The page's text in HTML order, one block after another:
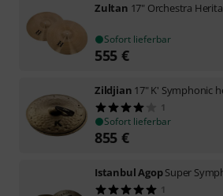
Zultan 17" Orchestra
Sofort lieferbar
555 €
Zildjian 17" K' Symphonic
1
Sofort lieferbar
855 €
Istanbul AgopSuper
1